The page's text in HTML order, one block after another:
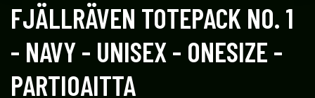
FJÄLLRÄVEN TOTEPACK NO. 1
- NAVY - UNISEX - ONESIZE -
PARTIOAITTA